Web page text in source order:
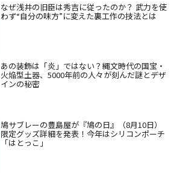
なぜ浅井の旧臣は秀吉に従ったのか？ 武力を使
わず“自分の味方”に変えた裏工作の技法とは
あの装飾は「炎」ではない？縄文時代の国宝・
火焔型土器、5000年前の人々が刻んだ謎とデザ
インの秘密
鳩サブレーの豊島屋が『鳩の日』（8月10日）
限定グッズ詳細を発表！今年はシリコンポーチ
「はとっこ」